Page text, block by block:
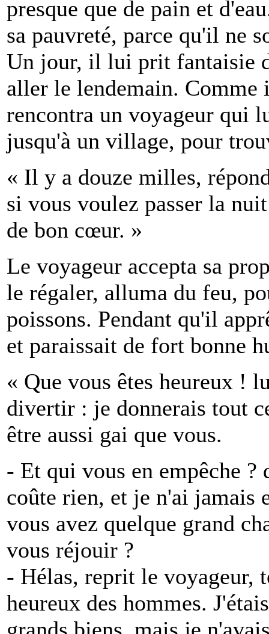
presque que de pain et
sa pauvreté, parce qu'il ne
Un jour, il lui prit fantaisie
aller le lendemain.
rencontra un voyageur qui
jusqu'à un village, pour
« Il y a douze milles,
si vous voulez passer la
de bon cœur. »
Le voyageur accepta sa
le régaler, alluma du feu,
poissons. Pendant qu'il
et paraissait de fort bonne
« Que vous êtes heureux !
divertir : je donnerais tout
être aussi gai que vous.
- Et qui vous en empêche
coûte rien, et je n'ai jamais
vous avez quelque grand
vous réjouir ?
- Hélas, reprit le voyageur,
heureux des hommes.